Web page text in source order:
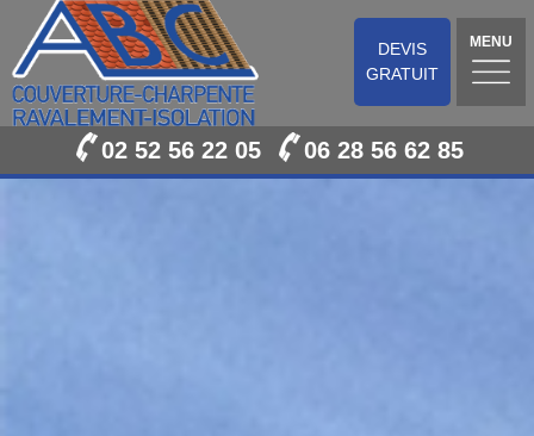
DEVIS
GRATUIT
MENU
02 52 56 22 05 06 28 56 62 85